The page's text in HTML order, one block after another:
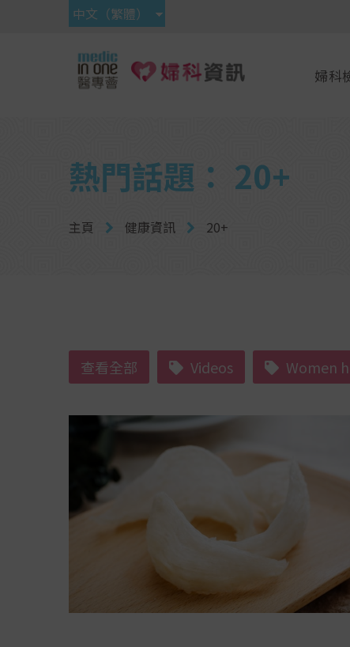
中文（繁體）
婦科
熱門話題： 20+
主頁 健康資訊 20+
查看全部 Videos Women